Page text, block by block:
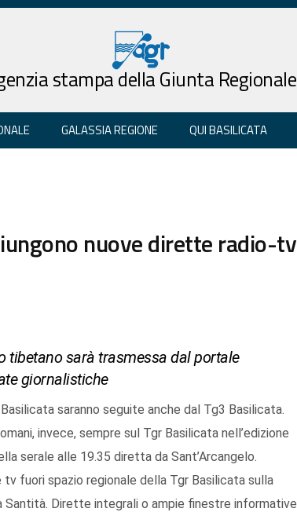
stampa della Giunta Regionale
GALASSIA REGIONE QUI BASILICATA
nuove dirette radio-tv
tibetano sarà trasmessa dal portale
giornalistiche
saranno seguite anche dal Tg3 Basilicata.
invece, sempre sul Tgr Basilicata nell’edizione
serale alle 19.35 diretta da Sant’Arcangelo.
fuori spazio regionale della Tgr Basilicata sulla
Santità. Dirette integrali o ampie finestre informative